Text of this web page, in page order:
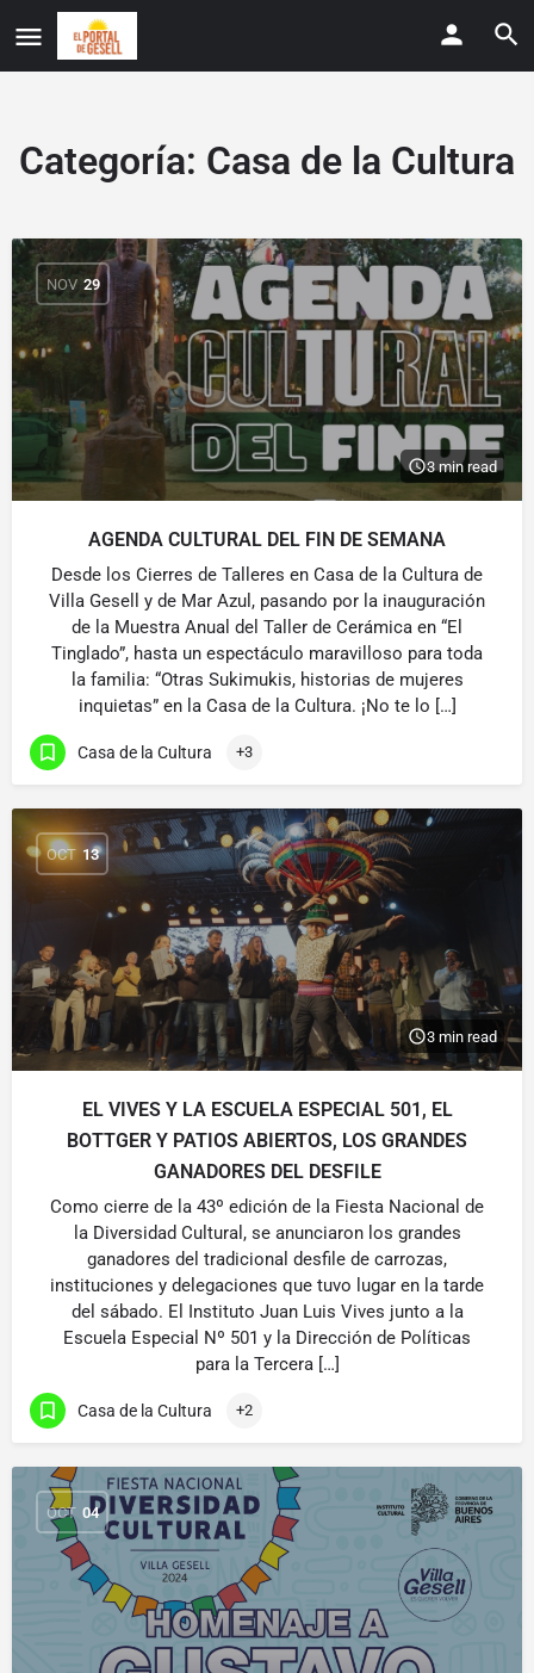
Categoría: Casa de la Cultura
NOV 29
3 min read
AGENDA CULTURAL DEL FIN DE SEMANA
Desde los Cierres de Talleres en Casa de la Cultura de
Villa Gesell y de Mar Azul, pasando por la inauguración
de la Muestra Anual del Taller de Cerámica en “El
Tinglado”, hasta un espectáculo maravilloso para toda
la familia: “Otras Sukimukis, historias de mujeres
inquietas” en la Casa de la Cultura. ¡No te lo […]
Casa de la Cultura +3
OCT 13
3 min read
EL VIVES Y LA ESCUELA ESPECIAL 501, EL
BOTTGER Y PATIOS ABIERTOS, LOS GRANDES
GANADORES DEL DESFILE
Como cierre de la 43º edición de la Fiesta Nacional de
la Diversidad Cultural, se anunciaron los grandes
ganadores del tradicional desfile de carrozas,
instituciones y delegaciones que tuvo lugar en la tarde
del sábado. El Instituto Juan Luis Vives junto a la
Escuela Especial Nº 501 y la Dirección de Políticas
para la Tercera […]
Casa de la Cultura +2
OCT 04